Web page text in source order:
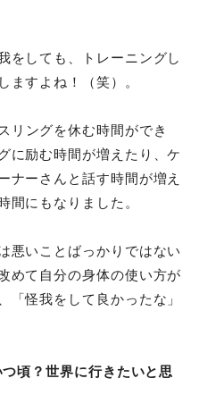
をしても、トレーニングし
ますよね！（笑）。
リングを休む時間ができ
に励む時間が増えたり、ケ
ナーさんと話す時間が増え
間にもなりました。
悪いことばっかりではない
めて自分の身体の使い方が
「怪我をして良かったな」
頃？世界に行きたいと思